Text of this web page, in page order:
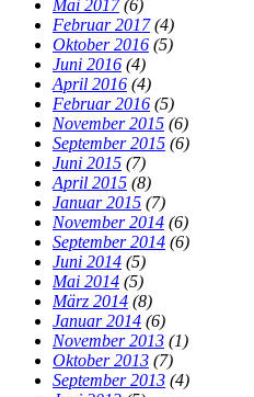
Mai 2017(6)
Februar 2017(4)
Oktober 2016 (5)
Juni 2016 (4)
April 2016 (4)
Februar 2016 (5)
November 2015 (6)
September 2015 (6)
Juni 2015 (7)
April 2015 (8)
Januar 2015 (7)
November 2014 (6)
September 2014 (6)
Juni 2014 (5)
Mai 2014 (5)
März 2014 (8)
Januar 2014 (6)
November 2013 (1)
Oktober 2013 (7)
September 2013 (4)